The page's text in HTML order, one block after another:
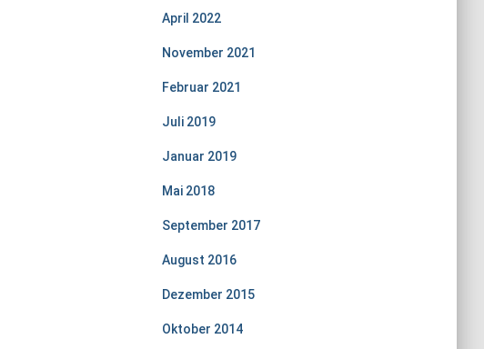
April 2022
November 2021
Februar 2021
Juli 2019
Januar 2019
Mai 2018
September 2017
August 2016
Dezember 2015
Oktober 2014